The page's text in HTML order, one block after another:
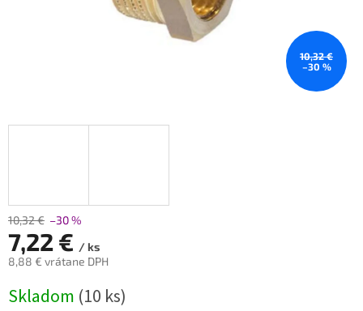
10,32 €
–30 %
10,32 € –30 %
7,22 € / ks
8,88 € vrátane DPH
cena:
Skladom (10 ks)